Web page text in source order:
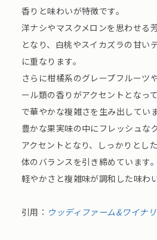
香りと味わいが特徴です。
洋ナシやマスクメロンを思わせる
となり、白桃やスイカズラの甘い
に重なります。
さらに柑橘系のグレープフルーツ
ール類の香りがアクセントとなっ
で華やかな複雑さを生み出していま
豊かな果実味の中にフレッシュな
アクセントとなり、しっかりとし
体のバランスを引き締めています。
軽やかさと複雑味が調和した味わい
引用： ウッディファーム&ワイナ